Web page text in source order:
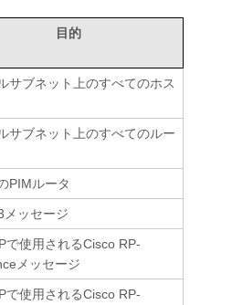
目的
サブネット上のすべてのホス
サブネット上のすべてのルー
PIMルータ
メッセージ
で使用されるCisco RP-
メッセージ
で使用されるCisco RP-